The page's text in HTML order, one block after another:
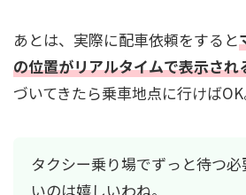
あとは、実際に配車依頼をすると
の位置がリアルタイムで表示され
づいてきたら乗車地点に行けばOK
タクシー乗り場でずっと待つ必
いのは嬉しいわね。